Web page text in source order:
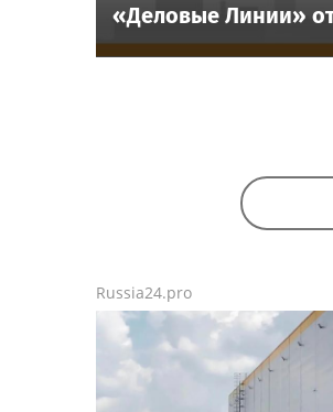
«Деловые Линии»
Russia24.pro